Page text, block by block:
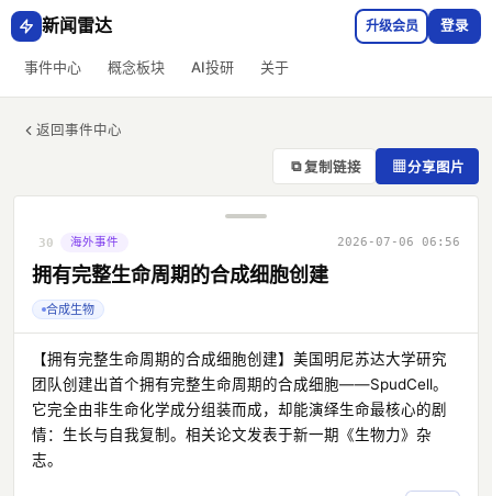
新闻雷达
事件中心 概念板块 AI投研 关于
升级会员 登录
返回事件中心
⧉ 复制链接 ▦分享图片
30 海外事件 2026-07-06 06:56
拥有完整生命周期的合成细胞创建
合成生物
【拥有完整生命周期的合成细胞创建】美国明尼苏达大学研究
团队创建出首个拥有完整生命周期的合成细胞——SpudCell。
它完全由非生命化学成分组装而成，却能演绎生命最核心的剧
情：生长与自我复制。相关论文发表于新一期《生物力》杂
志。